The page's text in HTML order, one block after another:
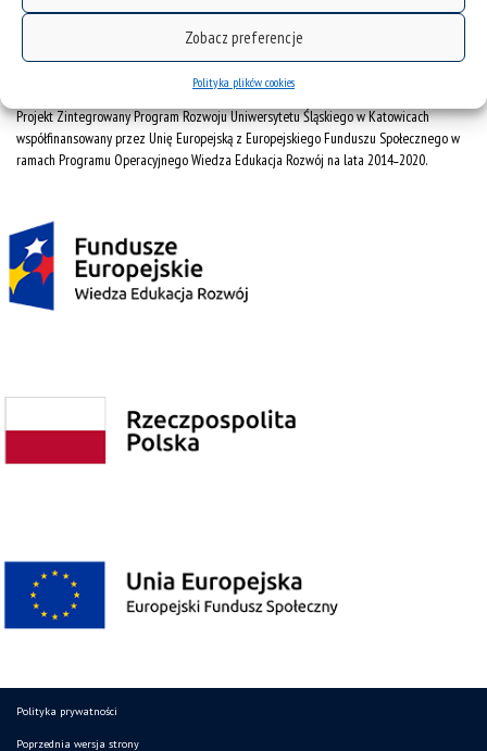
Zobacz preferencje
Polityka plików cookies
e-mail:is.wns@us.edu.pl
Projekt Zintegrowany Program Rozwoju Uniwersytetu Śląskiego w Katowicach
współfinansowany przez Unię Europejską z Europejskiego Funduszu Społecznego w
ramach Programu Operacyjnego Wiedza Edukacja Rozwój na lata 2014˗2020.
Polityka prywatności
Poprzednia wersja strony